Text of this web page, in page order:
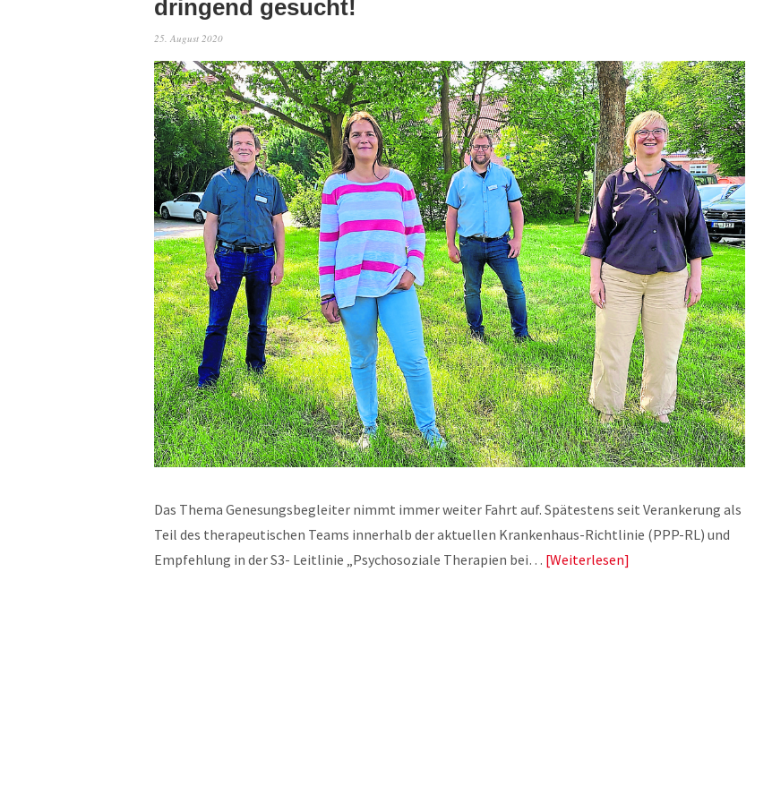
dringend gesucht!
25. August 2020
Das Thema Genesungsbegleiter nimmt immer weiter Fahrt auf. Spätestens seit Verankerung als
Teil des therapeutischen Teams innerhalb der aktuellen Krankenhaus-Richtlinie (PPP-RL) und
Empfehlung in der S3- Leitlinie „Psychosoziale Therapien bei… Weiterlesen